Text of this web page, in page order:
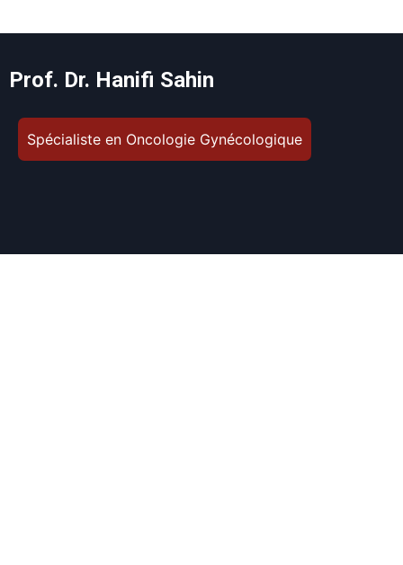
Prof. Dr. Hanifi Sahin
Spécialiste en Oncologie Gynécologique